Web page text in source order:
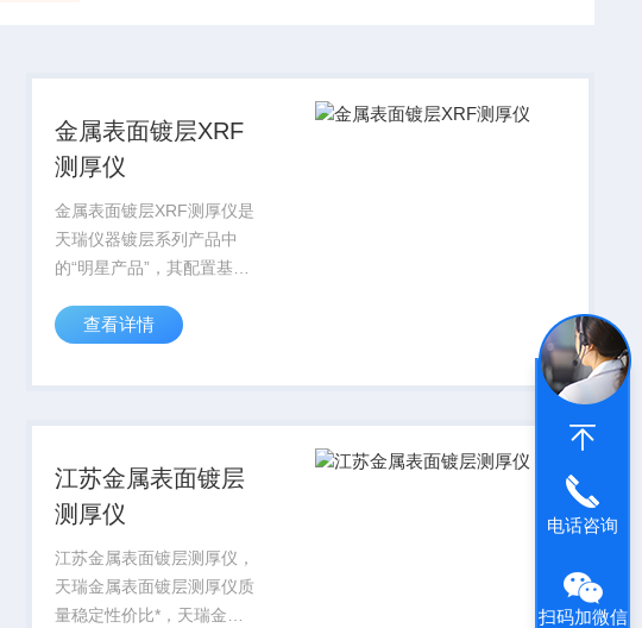
金属表面镀层XRF
测厚仪
金属表面镀层XRF测厚仪是
天瑞仪器镀层系列产品中
的“明星产品”，其配置基本
动平台基本达到了三维效
距离更加，采用上照式方
查看详情
江苏金属表面镀层
测厚仪
江苏金属表面镀层测厚仪，
天瑞金属表面镀层测厚仪质
量稳定性价比*，天瑞金属
电话咨询
扫码加微信